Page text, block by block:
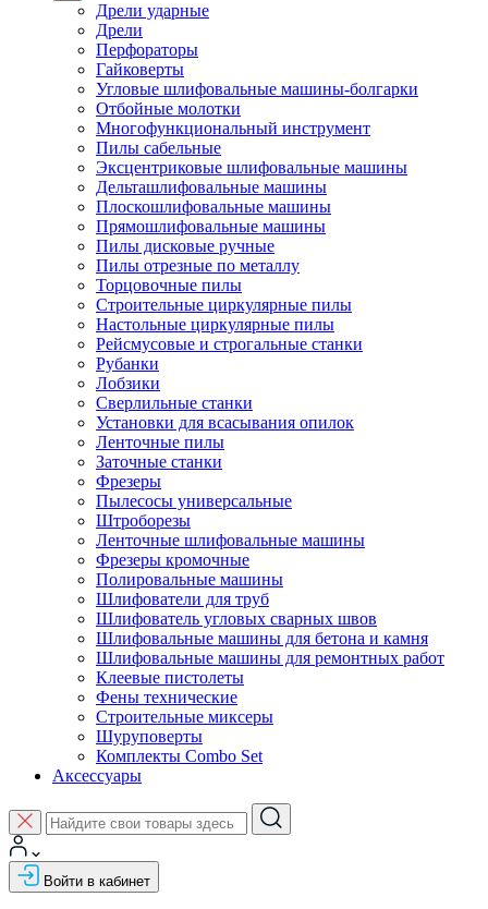
Дрели ударные
Дрели
Перфораторы
Гайковерты
Угловые шлифовальные машины-болгарки
Отбойные молотки
Многофункциональный инструмент
Пилы сабельные
Эксцентриковые шлифовальные машины
Дельташлифовальные машины
Плоскошлифовальные машины
Прямошлифовальные машины
Пилы дисковые ручные
Пилы отрезные по металлу
Торцовочные пилы
Строительные циркулярные пилы
Настольные циркулярные пилы
Рейсмусовые и строгальные станки
Рубанки
Лобзики
Сверлильные станки
Установки для всасывания опилок
Ленточные пилы
Заточные станки
Фрезеры
Пылесосы универсальные
Штроборезы
Ленточные шлифовальные машины
Фрезеры кромочные
Полировальные машины
Шлифователи для труб
Шлифователь угловых сварных швов
Шлифовальные машины для бетона и камня
Шлифовальные машины для ремонтных работ
Клеевые пистолеты
Фены технические
Строительные миксеры
Шуруповерты
Комплекты Combo Set
Аксессуары
Войти в кабинет